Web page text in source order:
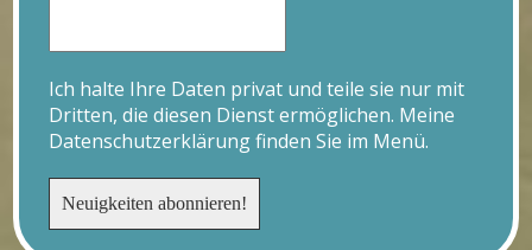
Ich halte Ihre Daten privat und teile sie nur mit
Dritten, die diesen Dienst ermöglichen. Meine
Datenschutzerklärung finden Sie im Menü.